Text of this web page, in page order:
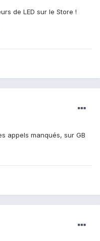
de LED sur le Store !
appels manqués, sur GB